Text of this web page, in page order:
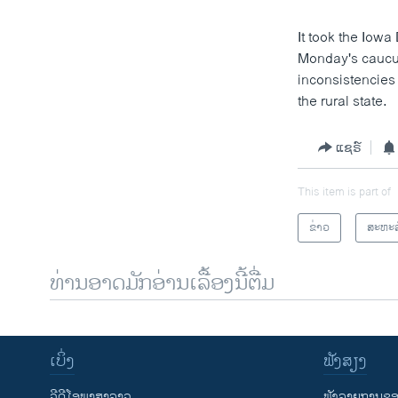
It took the
Monday's
the rural state.
ແຊຣ໌
This item is part of
ຂ່າວ
ສະຫ
ທ່ານອາດມັກອ່ານເລື້ອງນີ້ຕື່ມ
ເບິ່ງ ຟັງສຽງ